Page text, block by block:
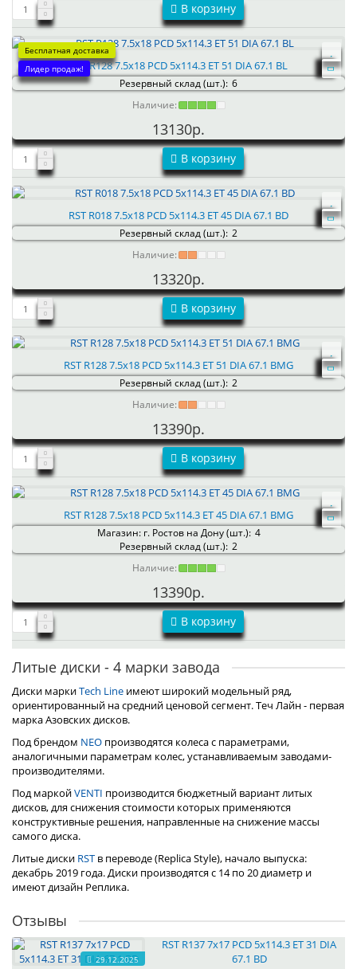
В корзину
Бесплатная доставка
Лидер продаж!RST R128 7.5x18 PCD 5x114.3 ET 51 DIA 67.1 BL
Резервный склад (шт.): 6
Наличие:
13130р.
В корзину
RST R018 7.5x18 PCD 5x114.3 ET 45 DIA 67.1 BD
Резервный склад (шт.): 2
Наличие:
13320р.
В корзину
RST R128 7.5x18 PCD 5x114.3 ET 51 DIA 67.1 BMG
Резервный склад (шт.): 2
Наличие:
13390р.
В корзину
RST R128 7.5x18 PCD 5x114.3 ET 45 DIA 67.1 BMG
Магазин: г. Ростов на Дону (шт.): 4
Резервный склад (шт.): 2
Наличие:
13390р.
В корзину
Литые диски - 4 марки завода
Диски маркиTech Line имеют широкий модельный ряд,
ориентированный на средний ценовой сегмент. Теч Лайн - первая
марка Азовских дисков.
Под брендом NEO производятся колеса с параметрами,
аналогичными параметрам колес, устанавливаемым заводами-
производителями.
Под маркойVENTI производится бюджетный вариант литых
дисков, для снижения стоимости которых применяются
конструктивные решения, направленные на снижение массы
самого диска.
Литые диски RST в переводе (Replica Style), начало выпуска:
декабрь 2019 года. Диски производятся с 14 по 20 диаметр и
имеют дизайн Реплика.
Отзывы
29.12.2025
RST R137 7x17 PCD 5x114.3 ET 31 DIA
67.1 BD